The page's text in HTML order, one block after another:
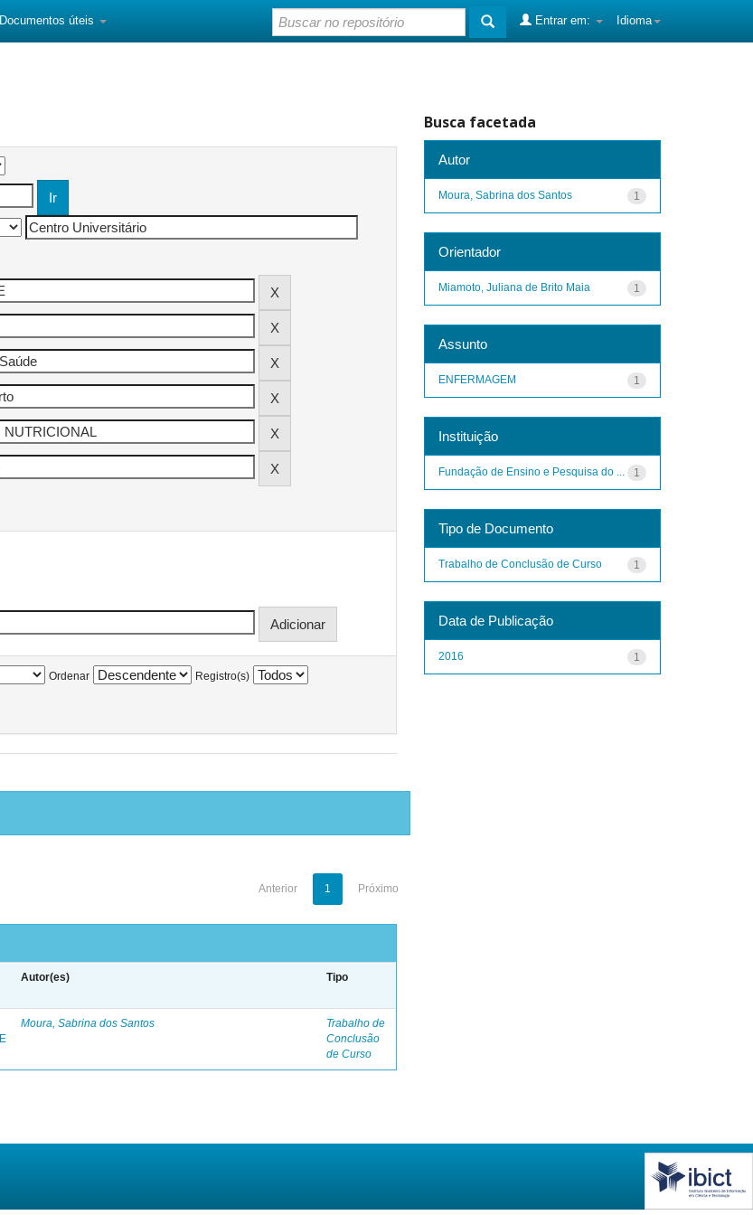
Documentos úteis Idioma
Entrar em:
Ordenar Registro(s)
Anterior 1 Próximo
Autor(es) Tipo
Moura, Sabrina dos Santos
Trabalho de
Conclusão
de Curso
Busca facetada
Autor
1
Moura, Sabrina dos Santos
Orientador
1
Miamoto, Juliana de Brito Maia
Assunto
1
ENFERMAGEM
Instituição
1
Fundação de Ensino e Pesquisa do ...
Tipo de Documento
1
Trabalho de Conclusão de Curso
Data de Publicação
1
2016